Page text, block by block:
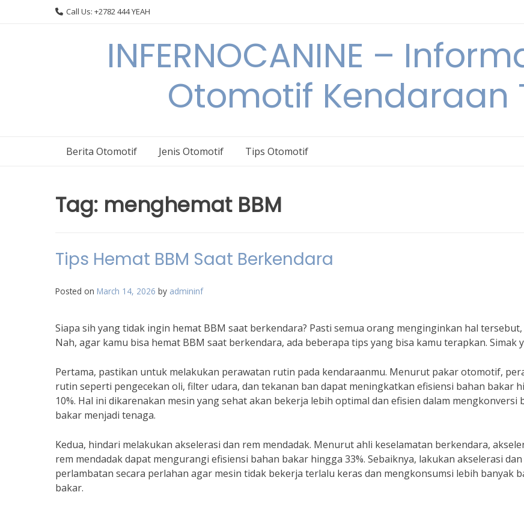
Call Us: +2782 444 YEAH
INFERNOCANINE –
Otomotif Kendaraan
Berita Otomotif Jenis Otomotif Tips Otomotif
Tag: menghemat BBM
Tips Hemat BBM Saat Berkendara
Posted on March 14, 2026 by admininf
Siapa sih yang tidak ingin hemat BBM saat berkendara? Pasti semua orang menginginkan hal tersebut,
Nah, agar kamu bisa hemat BBM saat berkendara, ada beberapa tips yang bisa kamu terapkan. Simak
Pertama, pastikan untuk melakukan perawatan rutin pada kendaraanmu. Menurut pakar otomotif,
rutin seperti pengecekan oli, filter udara, dan tekanan ban dapat meningkatkan efisiensi bahan bakar
10%. Hal ini dikarenakan mesin yang sehat akan bekerja lebih optimal dan efisien dalam mengkonversi
bakar menjadi tenaga.
Kedua, hindari melakukan akselerasi dan rem mendadak. Menurut ahli keselamatan berkendara,
rem mendadak dapat mengurangi efisiensi bahan bakar hingga 33%. Sebaiknya, lakukan akselerasi dan
perlambatan secara perlahan agar mesin tidak bekerja terlalu keras dan mengkonsumsi lebih banyak
bakar.